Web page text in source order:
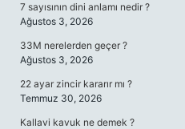
7 sayısının dini anlamı nedir ?
Ağustos 3, 2026
33M nerelerden geçer ?
Ağustos 3, 2026
22 ayar zincir kararır mı ?
Temmuz 30, 2026
Kallavi kavuk ne demek ?